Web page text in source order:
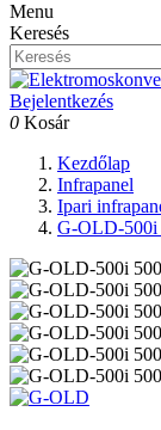
Menu
Keresés
Bejelentkezés
0 Kosár
Kezdőlap
Infrapanel
Ipari
G-OLD-500i